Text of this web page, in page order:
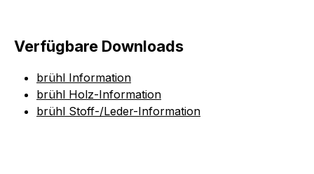
Verfügbare Downloads
brühl Information
brühl Holz-Information
brühl Stoff-/Leder-Information